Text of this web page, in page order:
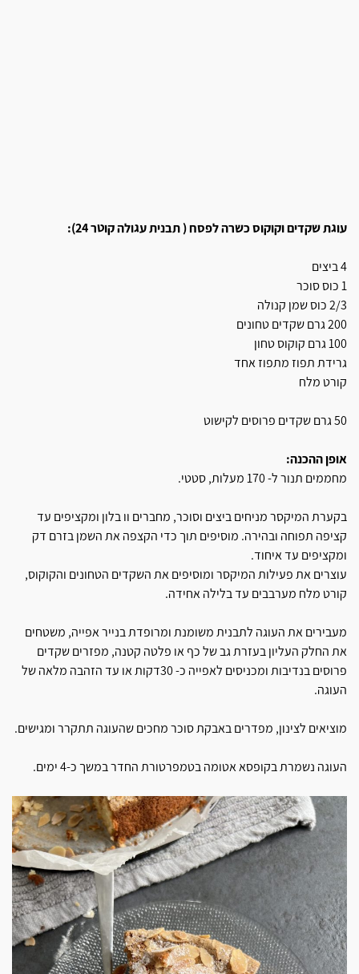
עוגת שקדים וקוקוס כשרה לפסח ( תבנית עגולה קוטר 24):
4 ביצים
1 כוס סוכר
2/3 כוס שמן קנולה
200 גרם שקדים טחונים
100 גרם קוקוס טחון
גרידת תפוז מתפוז אחד
קורט מלח
50 גרם שקדים פרוסים לקישוט
אופן ההכנה:
מחממים תנור ל- 170 מעלות, סטטי.
בקערת המיקסר מניחים ביצים וסוכר, מחברים וו בלון ומקציפים עד
קציפה תפוחה ובהירה. מוסיפים תוך כדי הקצפה את השמן בזרם דק
ומקציפים עד איחוד.
עוצרים את פעילות המיקסר ומוסיפים את השקדים הטחונים והקוקוס,
קורט מלח מערבבים עד בלילה אחידה.
מעבירים את העוגה לתבנית משומנת ומרופדת בנייר אפייה, משטחים
את החלק העליון בעזרת גב של כף או פלטה קטנה, מפזרים שקדים
פרוסים בנדיבות ומכניסים לאפייה כ- 30דקות או עד הזהבה מלאה של
העוגה.
מוציאים לצינון, מפדרים באבקת סוכר מחכים שהעוגה תתקרר ומגישים.
העוגה נשמרת בקופסא אטומה בטמפרטורת החדר במשך כ-4 ימים.